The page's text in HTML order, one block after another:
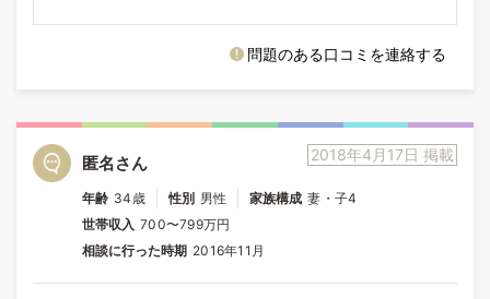
問題のある口コミを連絡する
2018年4月17日 掲載
匿名さん
年齢 34歳 性別 男性 家族構成 妻・子4
世帯収入 700〜799万円
相談に行った時期 2016年11月